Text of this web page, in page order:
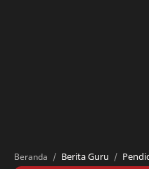
Beranda Berita Guru